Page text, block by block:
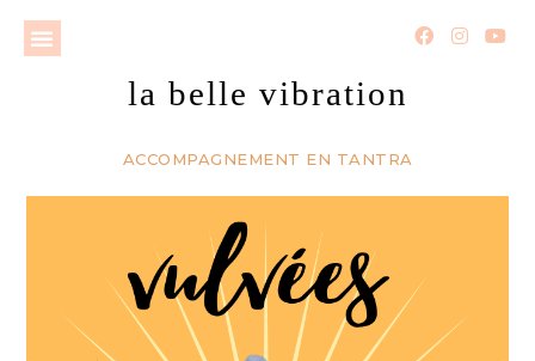
la belle vibration
ACCOMPAGNEMENT EN TANTRA